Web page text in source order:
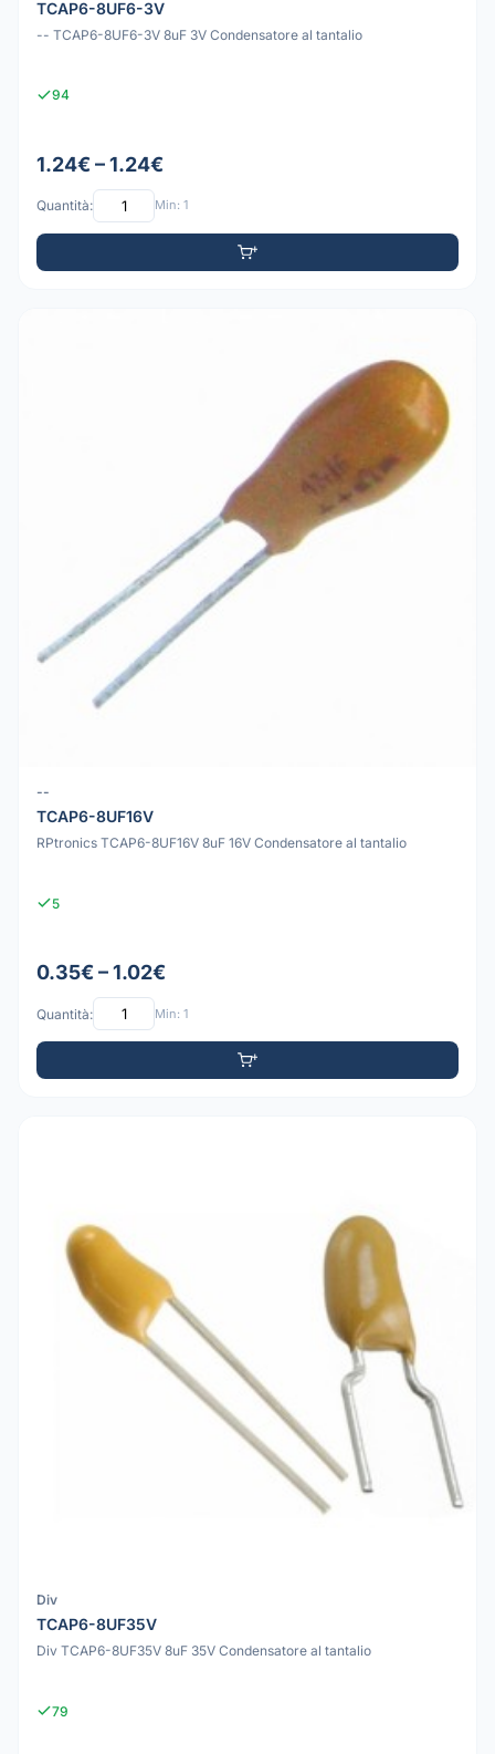
TCAP6-8UF6-3V
-- TCAP6-8UF6-3V 8uF 3V Condensatore al tantalio
94
1.24€ – 1.24€
Quantità: Min: 1
--
TCAP6-8UF16V
RPtronics TCAP6-8UF16V 8uF 16V Condensatore al tantalio
5
0.35€ – 1.02€
Quantità: Min: 1
Div
TCAP6-8UF35V
Div TCAP6-8UF35V 8uF 35V Condensatore al tantalio
79